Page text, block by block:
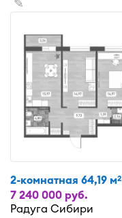
2-комнатная 64,19 м2
7 240 000 руб.
Радуга Сибири